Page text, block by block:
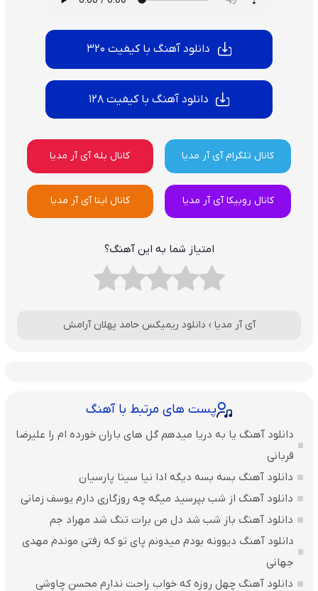
دانلود آهنگ با کیفیت 320
دانلود آهنگ با کیفیت 128
کانال تلگرام آی آر مدیا کانال بله آی آر مدیا
کانال روبیکا آی آر مدیا کانال ایتا آی آر مدیا
امتیاز شما به این آهنگ؟
آی آر مدیا › دانلود ریمیکس حامد پهلان آرامش
پست های مرتبط با آهنگ
دانلود آهنگ یا به دریا میدهم گل های باران‌ خورده ام را علیرضا
قربانی
دانلود آهنگ بسه بسه دیگه ادا نیا سینا پارسیان
دانلود آهنگ از شب بپرسید میگه چه روزگاری دارم یوسف زمانی
دانلود آهنگ باز شب شد دل من برات تنگ شد مهراد جم
دانلود آهنگ دیوونه بودم میدونم پای تو که رفتی موندم مهدی
جهانی
دانلود آهنگ چهل روزه که خواب راحت ندارم محسن چاوشی